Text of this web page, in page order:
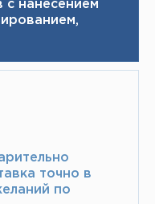
с нанесением
точно в
по